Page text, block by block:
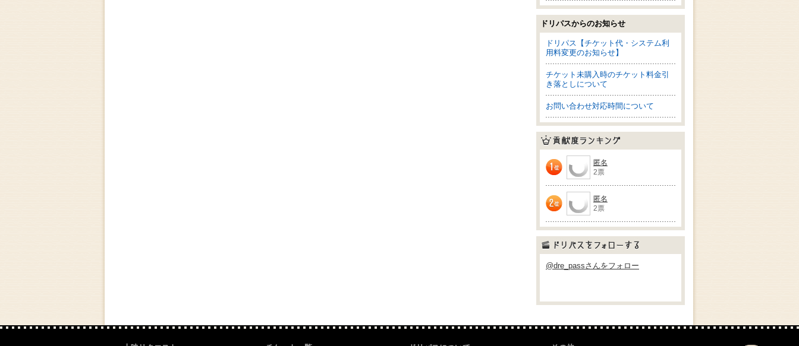
ドリパスからのお知らせ
ドリパス【チケット代・システム利
用料変更のお知らせ】
チケット未購入時のチケット料金引
き落としについて
お問い合わせ対応時間について
貢献度ランキング匿名
2票
匿名
2票
ドリパスをフォローする
@dre_passさんをフォロー